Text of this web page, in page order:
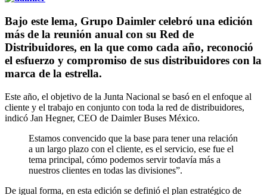
Bajo este lema, Grupo Daimler celebró una edición
más de la reunión anual con su Red de
Distribuidores, en la que como cada año, reconoció
el esfuerzo y compromiso de sus distribuidores con la
marca de la estrella.
Este año, el objetivo de la Junta Nacional se basó en el enfoque al
cliente y el trabajo en conjunto con toda la red de distribuidores,
indicó Jan Hegner, CEO de Daimler Buses México.
Estamos convencido que la base para tener una relación
a un largo plazo con el cliente, es el servicio, ese fue el
tema principal, cómo podemos servir todavía más a
nuestros clientes en todas las divisiones”.
De igual forma, en esta edición se definió el plan estratégico de